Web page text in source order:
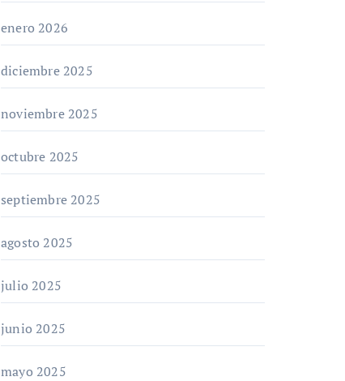
enero 2026
diciembre 2025
noviembre 2025
octubre 2025
septiembre 2025
agosto 2025
julio 2025
junio 2025
mayo 2025